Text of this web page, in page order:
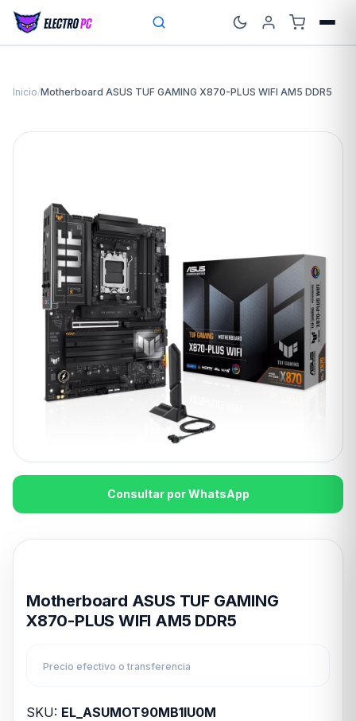
Inicio/Motherboard ASUS TUF GAMING X870-PLUS WIFI AM5 DDR5
Consultar por WhatsApp
Motherboard ASUS TUF GAMING
X870-PLUS WIFI AM5 DDR5
Precio efectivo o transferencia
SKU: EL_ASUMOT90MB1IU0M